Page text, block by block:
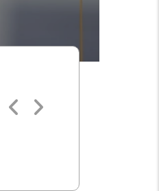
la mémoire de Félix
Houphouët-Boigny